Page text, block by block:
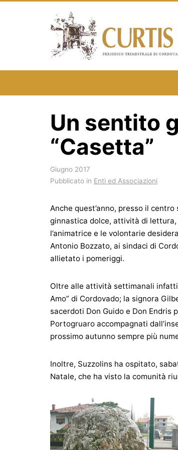
Un sentito
“Casetta”
Giugno 2017
Pubblicato in Enti ed Associazioni
Anche quest’anno, presso il
ginnastica dolce, attività di lettura,
l’animatrice e le volontarie
Antonio Bozzato, ai sindaci di
allietato i pomeriggi.
Oltre alle attività settimanali
Amo” di Cordovado; la signora
sacerdoti Don Guido e Don Endris
Portogruaro accompagnati
prossimo autunno sempre più
Inoltre, Suzzolins ha ospitato,
Natale, che ha visto la comunità